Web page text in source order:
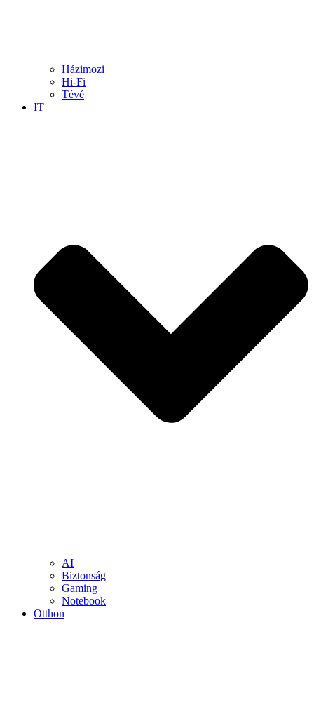
Házimozi
Hi-Fi
Tévé
IT
AI
Biztonság
Gaming
Notebook
Otthon